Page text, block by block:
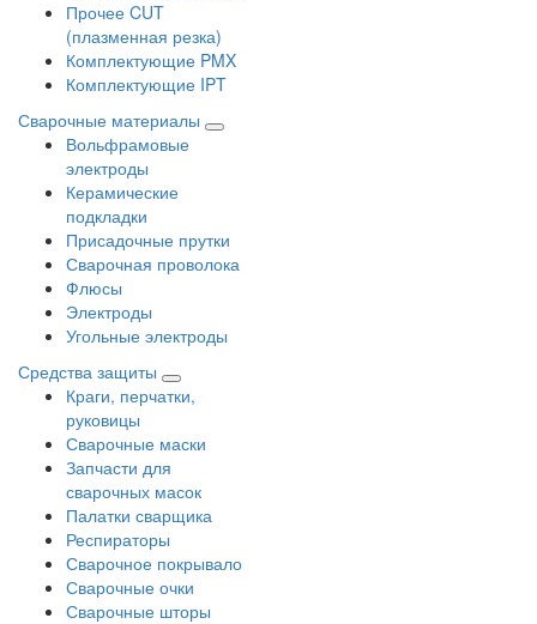
Прочее CUT
(плазменная резка)
Комплектующие PMX
Комплектующие IPT
Сварочные материалы
Вольфрамовые
электроды
Керамические
подкладки
Присадочные прутки
Сварочная проволока
Флюсы
Электроды
Угольные электроды
Средства защиты
Краги, перчатки,
руковицы
Сварочные маски
Запчасти для
сварочных масок
Палатки сварщика
Респираторы
Сварочное покрывало
Сварочные очки
Сварочные шторы